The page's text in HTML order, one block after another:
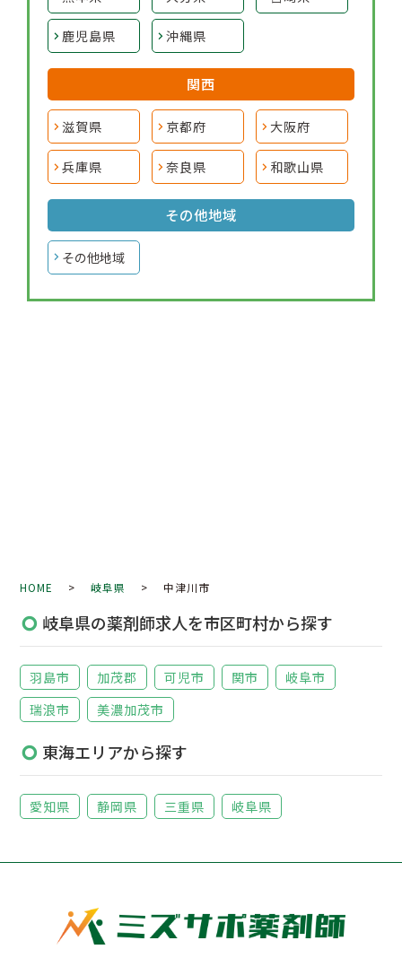
鹿児島県 沖縄県
関西
滋賀県 京都府 大阪府
兵庫県 奈良県 和歌山県
その他地域
その他地域
HOME >岐阜県 > 中津川市
岐阜県の薬剤師求人を市区町村から探す
羽島市 加茂郡 可児市 関市
岐阜市
瑞浪市
美濃加茂市
東海エリアから探す
愛知県 静岡県 三重県 岐阜県